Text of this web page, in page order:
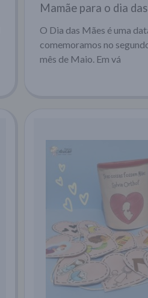
Mamãe para o dia
O Dia das Mães é uma
comemoramos no
mês de Maio. Em vá